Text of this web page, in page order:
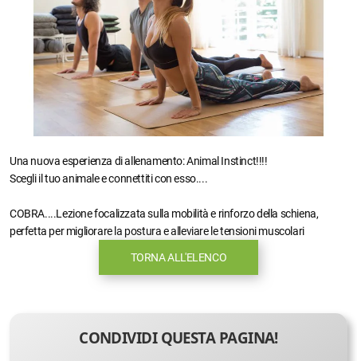
Una nuova esperienza di allenamento: Animal Instinct!!!!
Scegli il tuo animale e connettiti con esso....
COBRA....Lezione focalizzata sulla mobilità e rinforzo della schiena,
perfetta per migliorare la postura e alleviare le tensioni muscolari
TORNA ALL'ELENCO
CONDIVIDI QUESTA PAGINA!